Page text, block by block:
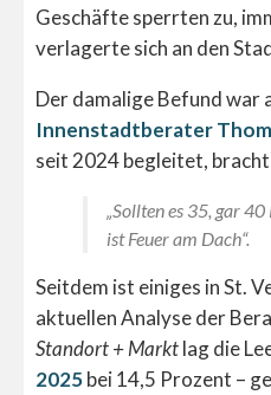
Geschäfte sperrten zu,
verlagerte sich an den
Der damalige Befund war
Innenstadtberater
seit 2024 begleitet,
„Sollten es 35, gar
ist Feuer am Dach“.
Seitdem ist einiges in St.
aktuellen Analyse der
Standort + Marktlag die
2025bei 14,5 Prozent –